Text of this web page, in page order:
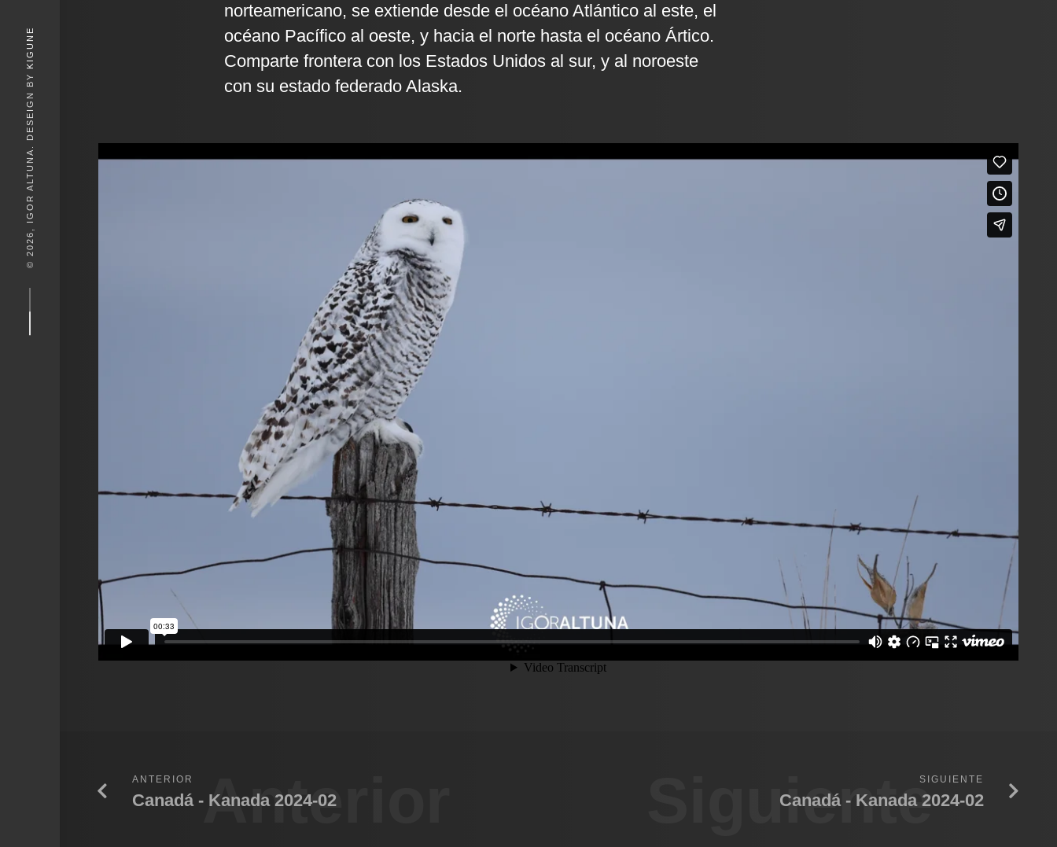
© 2026, IGOR ALTUNA. DESEIGN BY
KIGUNE
norteamericano, se extiende desde el océano Atlántico al este, el
océano Pacífico al oeste, y hacia el norte hasta el océano Ártico.
Comparte frontera con los Estados Unidos al sur, y al noroeste
con su estado federado Alaska.
Anterior
ANTERIOR
Canadá - Kanada 2024-02 SiguienteSIGUIENTE
Canadá - Kanada 2024-02